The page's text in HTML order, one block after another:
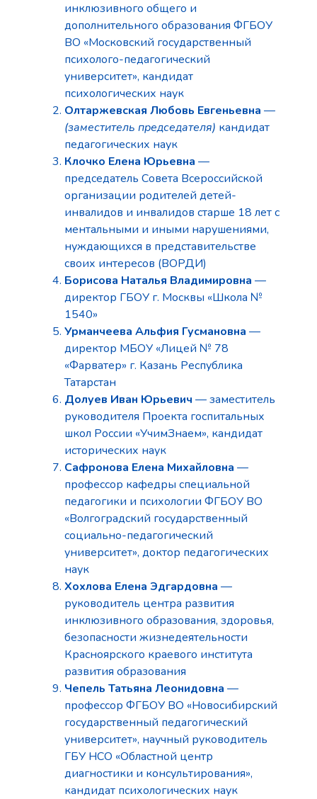
инклюзивного общего и
дополнительного образования ФГБОУ
ВО «Московский государственный
психолого-педагогический
университет», кандидат
психологических наук
Олтаржевская Любовь Евгеньевна —
(заместитель председателя) кандидат
педагогических наук
Клочко Елена Юрьевна —
председатель Совета Всероссийской
организации родителей детей-
инвалидов и инвалидов старше 18 лет с
ментальными и иными нарушениями,
нуждающихся в представительстве
своих интересов (ВОРДИ)
Борисова Наталья Владимировна —
директор ГБОУ г. Москвы «Школа №
1540»
Урманчеева Альфия Гусмановна —
директор МБОУ «Лицей № 78
«Фарватер» г. Казань Республика
Татарстан
Долуев Иван Юрьевич — заместитель
руководителя Проекта госпитальных
школ России «УчимЗнаем», кандидат
исторических наук
Сафронова Елена Михайловна —
профессор кафедры специальной
педагогики и психологии ФГБОУ ВО
«Волгоградский государственный
социально-педагогический
университет», доктор педагогических
наук
Хохлова Елена Эдгардовна —
руководитель центра развития
инклюзивного образования, здоровья,
безопасности жизнедеятельности
Красноярского краевого института
развития образования
Чепель Татьяна Леонидовна —
профессор ФГБОУ ВО «Новосибирский
государственный педагогический
университет», научный руководитель
ГБУ НСО «Областной центр
диагностики и консультирования»,
кандидат психологических наук